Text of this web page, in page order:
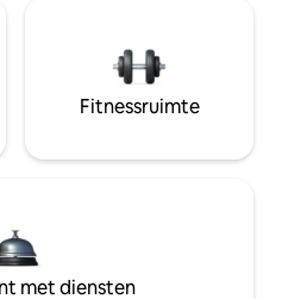
Fitnessruimte
met diensten